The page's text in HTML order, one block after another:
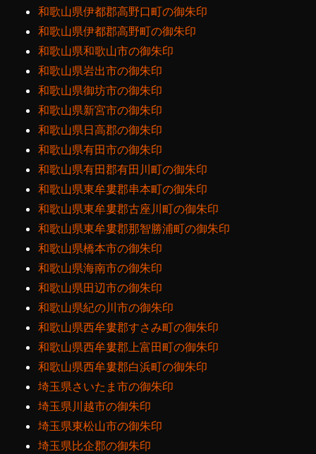
和歌山県伊都郡高野口町の御朱印
和歌山県伊都郡高野町の御朱印
和歌山県和歌山市の御朱印
和歌山県岩出市の御朱印
和歌山県御坊市の御朱印
和歌山県新宮市の御朱印
和歌山県日高郡の御朱印
和歌山県有田市の御朱印
和歌山県有田郡有田川町の御朱印
和歌山県東牟婁郡串本町の御朱印
和歌山県東牟婁郡古座川町の御朱印
和歌山県東牟婁郡那智勝浦町の御朱印
和歌山県橋本市の御朱印
和歌山県海南市の御朱印
和歌山県田辺市の御朱印
和歌山県紀の川市の御朱印
和歌山県西牟婁郡すさみ町の御朱印
和歌山県西牟婁郡上富田町の御朱印
和歌山県西牟婁郡白浜町の御朱印
埼玉県さいたま市の御朱印
埼玉県川越市の御朱印
埼玉県東松山市の御朱印
埼玉県比企郡の御朱印